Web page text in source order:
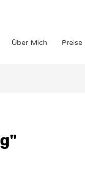
Über Mich Preise